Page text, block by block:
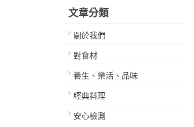
文章分類
關於我們
對食材
養生、樂活、品味
經典料理
安心檢測